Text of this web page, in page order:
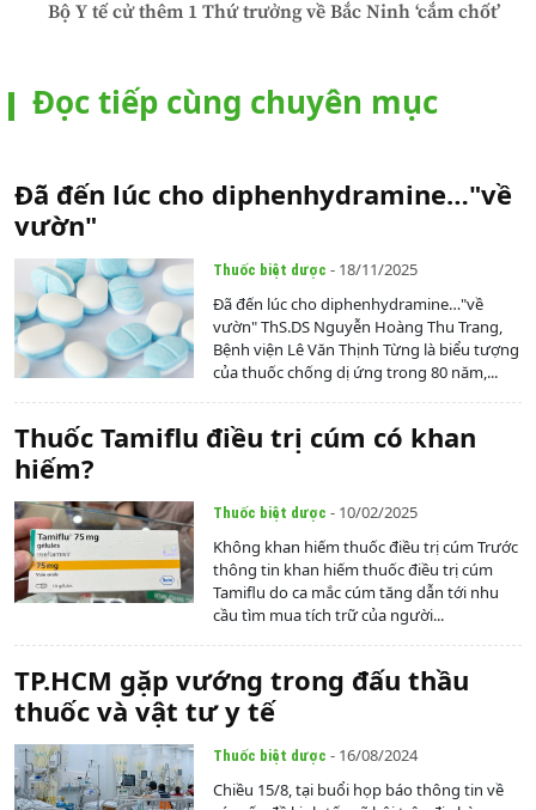
Bộ Y tế cử thêm 1 Thứ trưởng về Bắc Ninh ‘cắm chốt’
Đọc tiếp cùng chuyên mục
Đã đến lúc cho diphenhydramine…"về
vườn"
Thuốc biệt dược - 18/11/2025
Đã đến lúc cho diphenhydramine…"về
vườn" ThS.DS Nguyễn Hoàng Thu Trang,
Bệnh viện Lê Văn Thịnh Từng là biểu tượng
của thuốc chống dị ứng trong 80 năm,...
Thuốc Tamiflu điều trị cúm có khan
hiếm?
Thuốc biệt dược - 10/02/2025
Không khan hiếm thuốc điều trị cúm Trước
thông tin khan hiếm thuốc điều trị cúm
Tamiflu do ca mắc cúm tăng dẫn tới nhu
cầu tìm mua tích trữ của người...
TP.HCM gặp vướng trong đấu thầu
thuốc và vật tư y tế
Thuốc biệt dược - 16/08/2024
Chiều 15/8, tại buổi họp báo thông tin về